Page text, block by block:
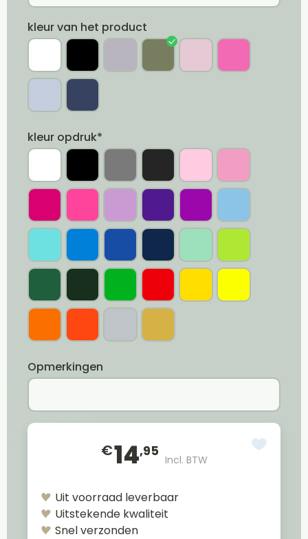
kleur van het product
kleur opdruk*
Opmerkingen
€14,95
Incl. BTW
Uit voorraad leverbaar
Uitstekende kwaliteit
Snel verzonden